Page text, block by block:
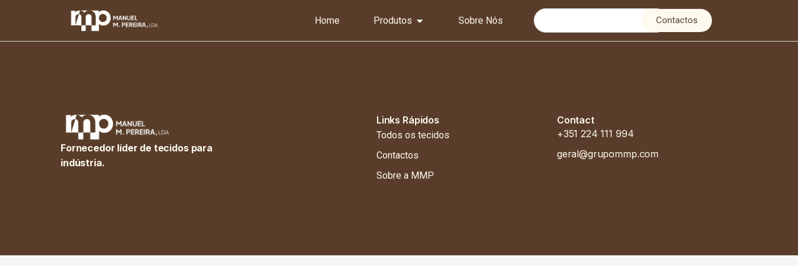
Home Produtos Sobre Nós Contactos
Fornecedor líder de tecidos para
indústria.
Links Rápidos
Todos os tecidos
Contactos
Sobre a MMP
Contact
+351 224 111 994
geral@grupommp.com